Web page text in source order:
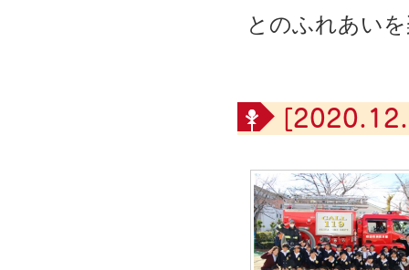
とのふれあい